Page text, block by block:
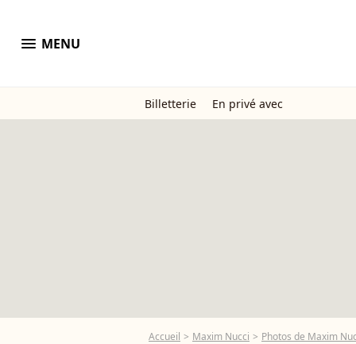
menu MENU
Billetterie En privé avec
Accueil Maxim Nucci Photos de Maxim